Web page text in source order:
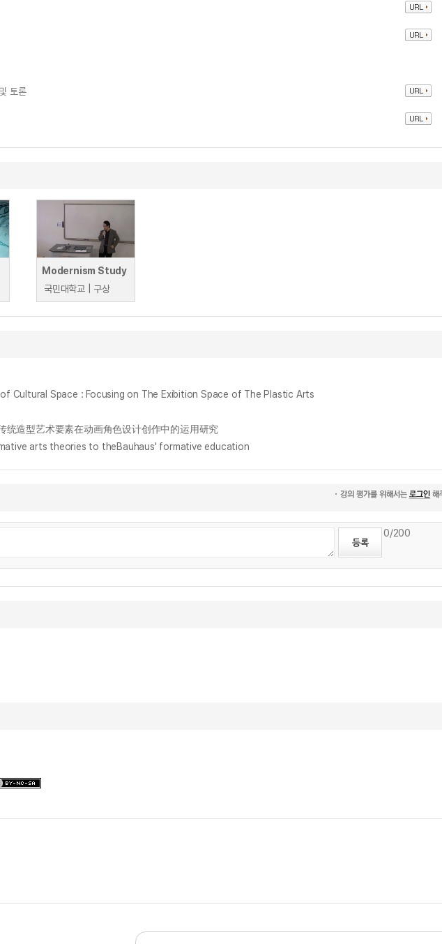
토론
Modernism Study
국민대학교 | 구상
of Cultural Space : Focusing on The Exibition Space of The Plastic Arts
国传统造型艺术要素在动画角色设计创作中的运用研究
arts theories to theBauhaus' formative education
0/200